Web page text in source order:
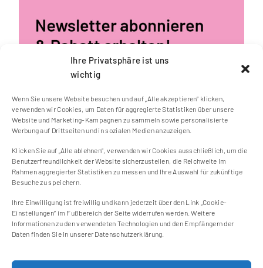
Ihre Privatsphäre ist uns
wichtig
Wenn Sie unsere Website besuchen und auf „Alle akzeptieren“ klicken,
verwenden wir Cookies, um Daten für aggregierte Statistiken über unsere
Website und Marketing-Kampagnen zu sammeln sowie personalisierte
Werbung auf Drittseiten und in sozialen Medien anzuzeigen.
Klicken Sie auf „Alle ablehnen“, verwenden wir Cookies ausschließlich, um die
Benutzerfreundlichkeit der Website sicherzustellen, die Reichweite im
Rahmen aggregierter Statistiken zu messen und Ihre Auswahl für zukünftige
Besuche zu speichern.
Ihre Einwilligung ist freiwillig und kann jederzeit über den Link „Cookie-
Einstellungen“ im Fußbereich der Seite widerrufen werden. Weitere
Informationen zu den verwendeten Technologien und den Empfängern der
Daten finden Sie in unserer Datenschutzerklärung.
Kontakt
Impressum
Cookie Einstellungen
Datenschutzerklärung
Cookie-Richtlinie (EU)